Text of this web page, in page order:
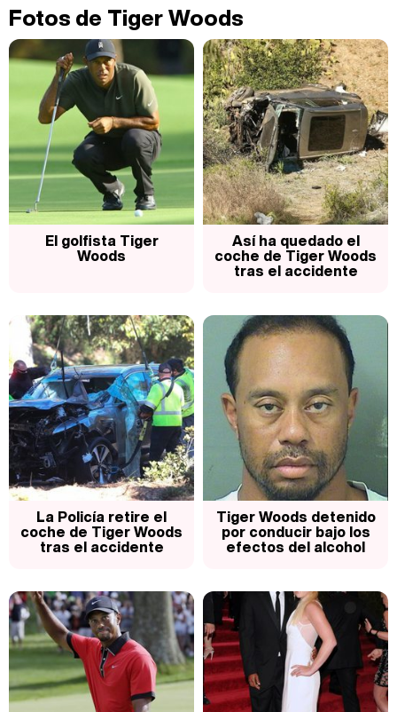
Carlota Corredera y Javier de Hoyos: "La tele tiene que representar al público también y aquí están todos los perfiles posibles&quo;
Así se tomó Felipe VI que la Infanta Sofía no quisiera recibir formación militar
Magdalena de Suecia responde a las críticas y explica por qué le han permitido lanzar su propio negocio
Fotos de Tiger Woods
El golfista Tiger
Woods
Así ha quedado el
coche de Tiger Woods
tras el accidente
La Policía retire el
coche de Tiger Woods
tras el accidente
Tiger Woods detenido
por conducir bajo los
efectos del alcohol